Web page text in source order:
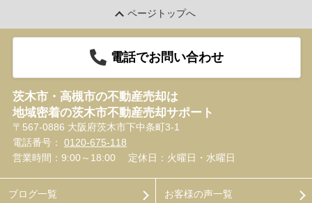
ページトップへ
電話でお問い合わせ
茨木市・高槻市の不動産売却は
地域密着の茨木市不動産売却サポート
〒567-0886 大阪府茨木市下中条町3-1
電話番号： 0120-675-118
営業時間：9:00～18:00
定休日：火曜日・水曜日
ブログ一覧 お客様の声一覧